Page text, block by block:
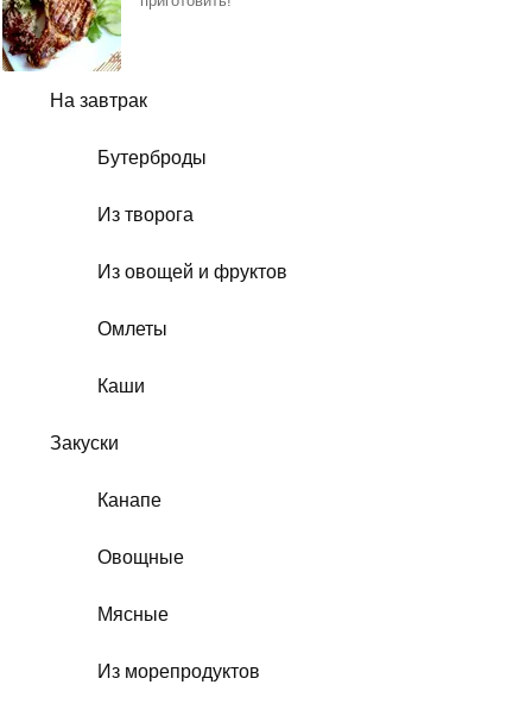
На завтрак
Бутерброды
Из творога
Из овощей и фруктов
Омлеты
Каши
Закуски
Канапе
Овощные
Мясные
Из морепродуктов